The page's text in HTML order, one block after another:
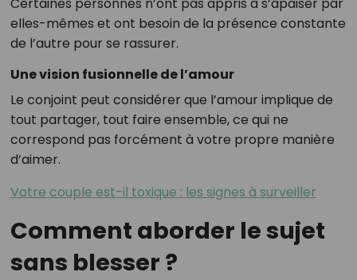
Certaines personnes n’ont pas appris à s’apaiser par
elles-mêmes et ont besoin de la présence constante
de l’autre pour se rassurer.
Une vision fusionnelle de l’amour
Le conjoint peut considérer que l’amour implique de
tout partager, tout faire ensemble, ce qui ne
correspond pas forcément à votre propre manière
d’aimer.
Votre couple est-il toxique : les signes à surveiller
Comment aborder le sujet
sans blesser ?